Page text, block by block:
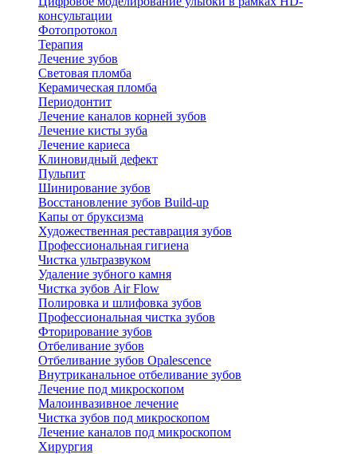
консультации
Фотопротокол
Терапия
Лечение зубов
Световая пломба
Керамическая пломба
Периодонтит
Лечение каналов корней зубов
Лечение кисты зуба
Лечение кариеса
Клиновидный дефект
Пульпит
Шинирование зубов
Восстановление зубов Build-up
Капы от бруксизма
Художественная реставрация зубов
Профессиональная гигиена
Чистка ультразвуком
Удаление зубного камня
Чистка зубов Air Flow
Полировка и шлифовка зубов
Профессиональная чистка зубов
Фторирование зубов
Отбеливание зубов
Отбеливание зубов Opalescence
Внутриканальное отбеливание зубов
Лечение под микроскопом
Малоинвазивное лечение
Чистка зубов под микроскопом
Лечение каналов под микроскопом
Хирургия